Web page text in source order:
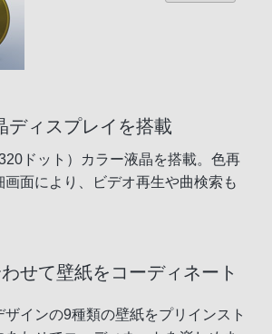
ディスプレイを搭載
ドット）カラー液晶を搭載。色再
面により、ビデオ再生や曲検索も
せて壁紙をコーディネート
インの9種類の壁紙をプリインスト